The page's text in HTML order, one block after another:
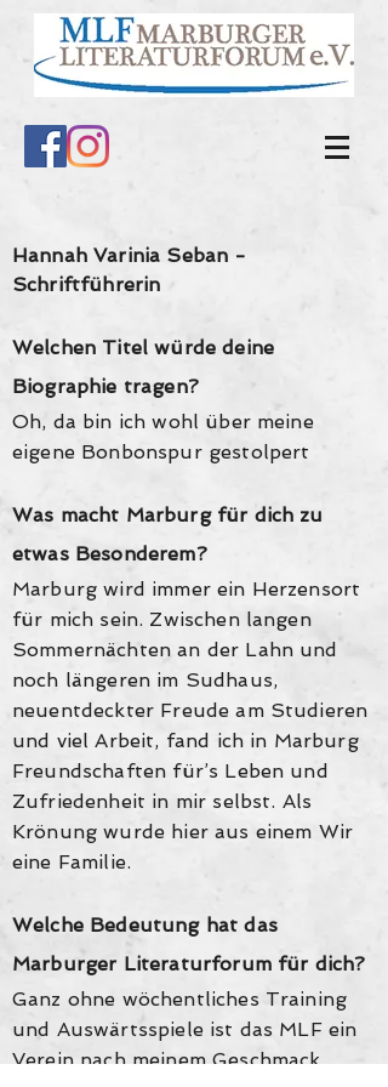
Hannah Varinia Seban -
Schriftführerin
Welchen Titel würde deine
Biographie tragen?
Oh, da bin ich wohl über meine
eigene Bonbonspur gestolpert
Was macht Marburg für dich zu
etwas Besonderem?
Marburg wird immer ein Herzensort
für mich sein. Zwischen langen
Sommernächten an der Lahn und
noch längeren im Sudhaus,
neuentdeckter Freude am Studieren
und viel Arbeit, fand ich in Marburg
Freundschaften für’s Leben und
Zufriedenheit in mir selbst. Als
Krönung wurde hier aus einem Wir
eine Familie.
Welche Bedeutung hat das
Marburger Literaturforum für dich?
Ganz ohne wöchentliches Training
und Auswärtsspiele ist das MLF ein
Verein nach meinem Geschmack.